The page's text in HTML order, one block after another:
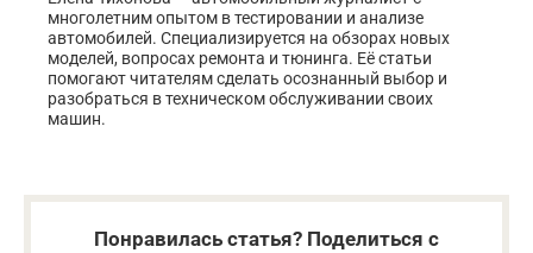
многолетним опытом в тестировании и анализе
автомобилей. Специализируется на обзорах новых
моделей, вопросах ремонта и тюнинга. Её статьи
помогают читателям сделать осознанный выбор и
разобраться в техническом обслуживании своих
машин.
Понравилась статья? Поделиться с